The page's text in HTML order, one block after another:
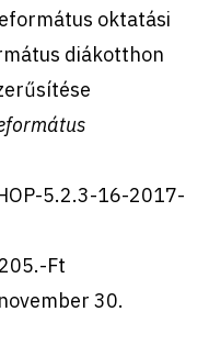
oktatási
diákotthon
5.2.3-16-2017-
Ft
november 30.